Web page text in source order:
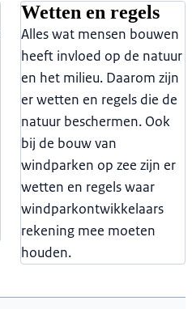
Wetten en regels
Alles wat mensen bouwen
heeft invloed op de natuur
en het milieu. Daarom zijn
er wetten en regels die de
natuur beschermen. Ook
bij de bouw van
windparken op zee zijn er
wetten en regels waar
windparkontwikkelaars
rekening mee moeten
houden.